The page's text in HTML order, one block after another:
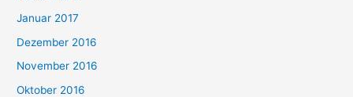
Januar 2017
Dezember 2016
November 2016
Oktober 2016